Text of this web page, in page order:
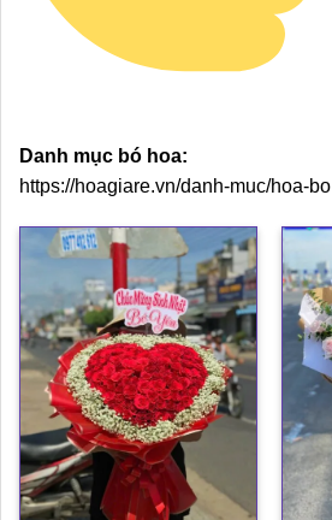
Danh mục bó hoa:
https://hoagiare.vn/danh-muc/hoa-bo